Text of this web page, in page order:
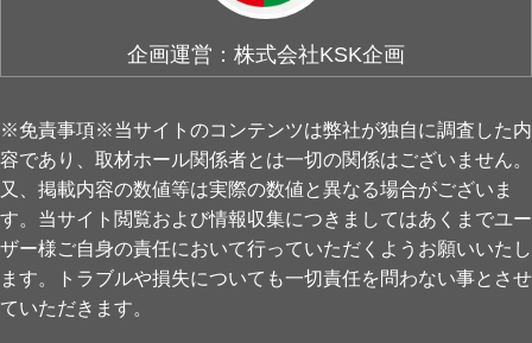
企画運営：株式会社KSK企画
※免責事項※当サイトのコンテンツは弊社が独自に調査した内
容であり、取材ホール関係者とは一切の関係はございません。
又、掲載内容の数値等は実際の数値と異なる場合がございま
す。当サイト閲覧および情報収集につきましてはあくまでユー
ザー様ご自身の責任において行っていただくようお願いいたし
ます。トラブルや損失についても一切責任を問わない事とさせ
ていただきます。